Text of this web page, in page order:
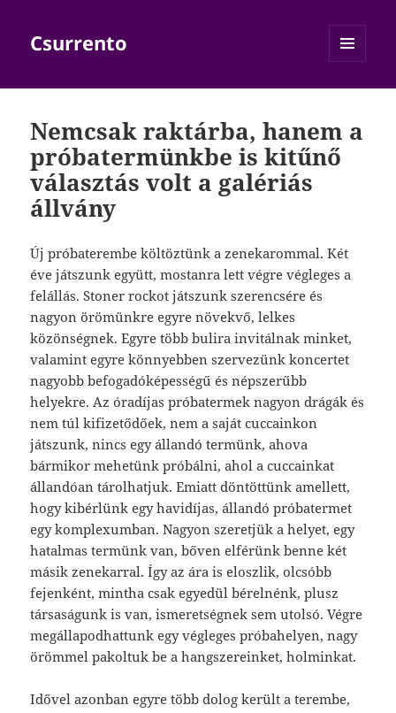
Csurrento
Nemcsak raktárba, hanem a
próbatermünkbe is kitűnő
választás volt a galériás
állvány
Új próbaterembe költöztünk a zenekarommal. Két
éve játszunk együtt, mostanra lett végre végleges a
felállás. Stoner rockot játszunk szerencsére és
nagyon örömünkre egyre növekvő, lelkes
közönségnek. Egyre több bulira invitálnak minket,
valamint egyre könnyebben szervezünk koncertet
nagyobb befogadóképességű és népszerűbb
helyekre. Az óradíjas próbatermek nagyon drágák és
nem túl kifizetődőek, nem a saját cuccainkon
játszunk, nincs egy állandó termünk, ahova
bármikor mehetünk próbálni, ahol a cuccainkat
állandóan tárolhatjuk. Emiatt döntöttünk amellett,
hogy kibérlünk egy havidíjas, állandó próbatermet
egy komplexumban. Nagyon szeretjük a helyet, egy
hatalmas termünk van, bőven elférünk benne két
másik zenekarral. Így az ára is eloszlik, olcsóbb
fejenként, mintha csak egyedül bérelnénk, plusz
társaságunk is van, ismeretségnek sem utolsó. Végre
megállapodhattunk egy végleges próbahelyen, nagy
örömmel pakoltuk be a hangszereinket, holminkat.
Idővel azonban egyre több dolog került a terembe,